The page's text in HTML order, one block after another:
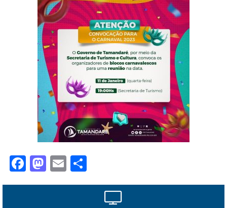
Facebook
Mastodon
Email